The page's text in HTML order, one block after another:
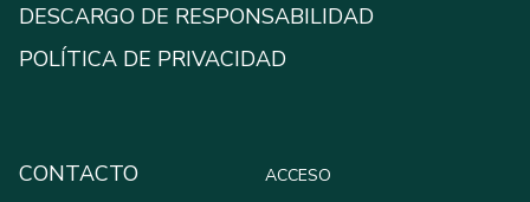
DESCARGO DE RESPONSABILIDAD
POLÍTICA DE PRIVACIDAD
CONTACTO
ACCESO